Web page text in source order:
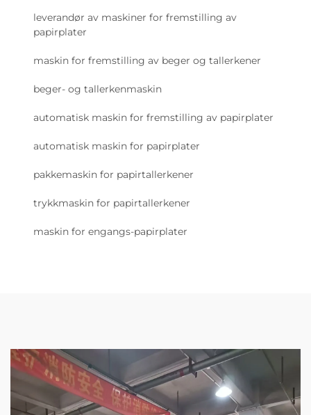
leverandør av maskiner for fremstilling av
papirplater
maskin for fremstilling av beger og tallerkener
beger- og tallerkenmaskin
automatisk maskin for fremstilling av papirplater
automatisk maskin for papirplater
pakkemaskin for papirtallerkener
trykkmaskin for papirtallerkener
maskin for engangs-papirplater